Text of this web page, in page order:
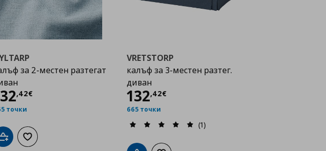
за 2-местен разтегат
,42€
точки
Добави в кошницата
Добави към списъка с любими
VRETSTORP
калъф за 3-местен разтег.
диван
132,42€
Цена
665 точки
(1)